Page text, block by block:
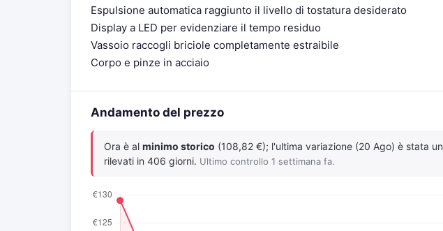
Espulsione automatica raggiunto il livello di tostatura desiderato
Display a LED per evidenziare il tempo residuo
Vassoio raccogli briciole completamente estraibile
Corpo e pinze in acciaio
Andamento del prezzo
Ora è al minimo storico (108,82 €); l'ultima variazione (20 Ago) è stata un
rilevati in 406 giorni. Ultimo controllo 1 settimana fa.